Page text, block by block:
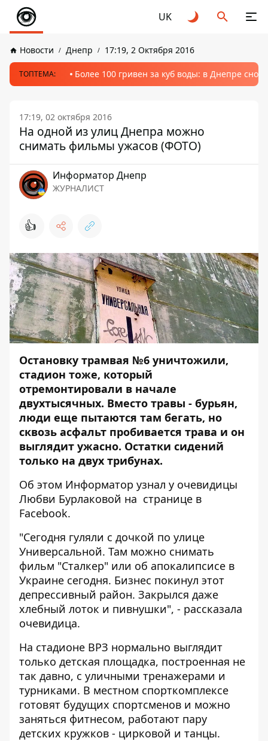
UK
Новости Днепр 17:19, 2 Октября 2016
ТОПТЕМА: Более 100 гривен за куб воды: в Днепре
17:19, 02 октября 2016
На одной из улиц Днепра можно
снимать фильмы ужасов (ФОТО)
Информатор Днепр
ЖУРНАЛИСТ
👍
Остановку трамвая №6 уничтожили,
стадион тоже, который
отремонтировали в начале
двухтысячных. Вместо травы - бурьян,
люди еще пытаются там бегать, но
сквозь асфальт пробивается трава и он
выглядит ужасно. Остатки сидений
только на двух трибунах.
Об этом Информатор узнал у очевидицы
Любви Бурлаковой на странице в
Facebook.
"Сегодня гуляли с дочкой по улице
Универсальной. Там можно снимать
фильм "Сталкер" или об апокалипсисе в
Украине сегодня. Бизнес покинул этот
депрессивный район. Закрылся даже
хлебный лоток и пивнушки", - рассказала
очевидица.
На стадионе ВРЗ нормально выглядит
только детская площадка, построенная не
так давно, с уличными тренажерами и
турниками. В местном спорткомплексе
готовят будущих спортсменов и можно
заняться фитнесом, работают пару
детских кружков - цирковой и танцы.